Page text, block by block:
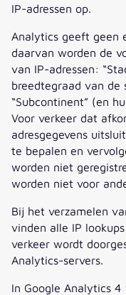
IP-adressen op.
Analytics geeft geen
daarvan worden de
van IP-adressen:
breedtegraad van de
“Subcontinent” (en
Voor verkeer dat
adresgegevens
te bepalen en
worden niet
worden niet voor
Bij het verzamelen
vinden alle IP
verkeer wordt
Analytics-servers.
In Google Analytics